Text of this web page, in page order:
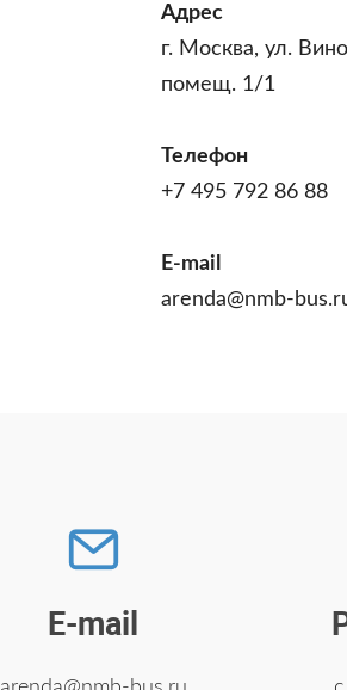
Адрес
г. Москва, ул.
помещ. 1/1
Телефон
+7 495 792 86 88
E-mail
arenda@nmb-
E-mail